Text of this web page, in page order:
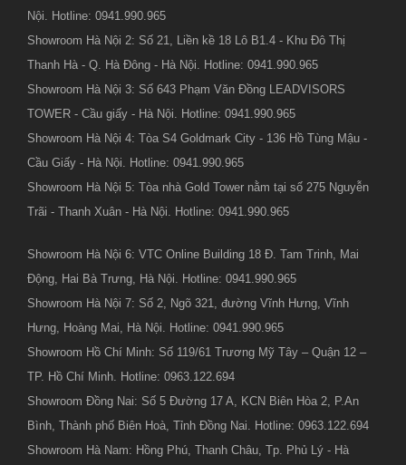
Nội. Hotline: 0941.990.965
Showroom Hà Nội 2: Số 21, Liền kề 18 Lô B1.4 - Khu Đô Thị
Thanh Hà - Q. Hà Đông - Hà Nội. Hotline: 0941.990.965
Showroom Hà Nội 3: Số 643 Phạm Văn Đồng LEADVISORS
TOWER - Cầu giấy - Hà Nội. Hotline: 0941.990.965
Showroom Hà Nội 4: Tòa S4 Goldmark City - 136 Hồ Tùng Mậu -
Cầu Giấy - Hà Nội. Hotline: 0941.990.965
Showroom Hà Nội 5: Tòa nhà Gold Tower nằm tại số 275 Nguyễn
Trãi - Thanh Xuân - Hà Nội. Hotline: 0941.990.965
Showroom Hà Nội 6: VTC Online Building 18 Đ. Tam Trinh, Mai
Động, Hai Bà Trưng, Hà Nội. Hotline: 0941.990.965
Showroom Hà Nội 7: Số 2, Ngõ 321, đường Vĩnh Hưng, Vĩnh
Hưng, Hoàng Mai, Hà Nội. Hotline: 0941.990.965
Showroom Hồ Chí Minh: Số 119/61 Trương Mỹ Tây – Quận 12 –
TP. Hồ Chí Minh. Hotline: 0963.122.694
Showroom Đồng Nai: Số 5 Đường 17 A, KCN Biên Hòa 2, P.An
Bình, Thành phố Biên Hoà, Tỉnh Đồng Nai. Hotline: 0963.122.694
Showroom Hà Nam: Hồng Phú, Thanh Châu, Tp. Phủ Lý - Hà